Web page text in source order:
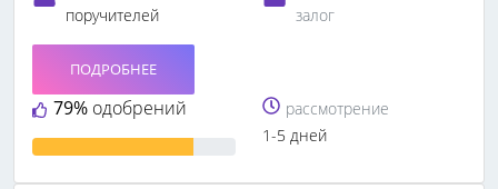
поручителей
залог
79% одобрений
ПОДРОБНЕЕ
рассмотрение
1-5 дней